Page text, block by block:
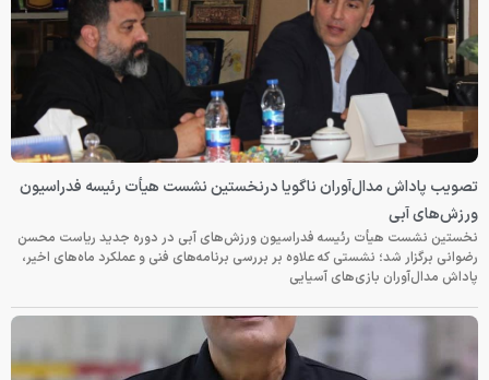
تصویب پاداش مدال‌آوران ناگویا درنخستین نشست هیأت رئیسه فدراسیون
ورزش‌های آبی
نخستین نشست هیأت رئیسه فدراسیون ورزش‌های آبی در دوره جدید ریاست محسن
رضوانی برگزار شد؛ نشستی که علاوه بر بررسی برنامه‌های فنی و عملکرد ماه‌های اخیر،
پاداش مدال‌آوران بازی‌های آسیایی